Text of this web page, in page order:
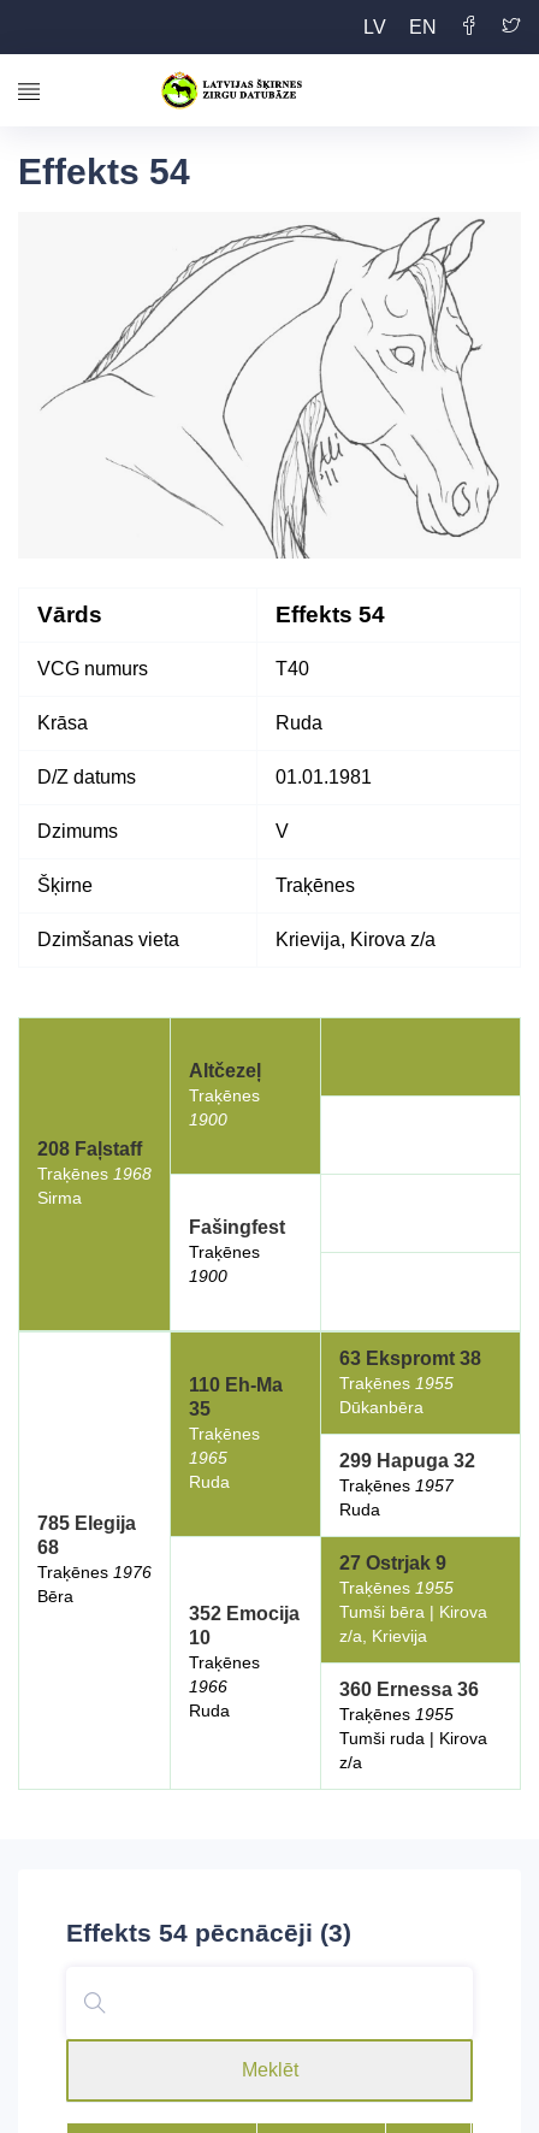
LV EN
Effekts 54
Vārds Effekts 54
VCG numurs T40
Krāsa Ruda
D/Z datums 01.01.1981
Dzimums V
Šķirne Traķēnes
Dzimšanas vieta Krievija, Kirova z/a
208 Faļstaff
Traķēnes 1968
Sirma
Altčezeļ
Traķēnes
1900
Fašingfest
Traķēnes
1900
785 Elegija
68
Traķēnes 1976
Bēra
110 Eh-Ma
35
Traķēnes
1965
Ruda
63 Ekspromt 38
Traķēnes 1955
Dūkanbēra
299 Hapuga 32
Traķēnes 1957
Ruda
352 Emocija
10
Traķēnes
1966
Ruda
27 Ostrjak 9
Traķēnes 1955
Tumši bēra | Kirova
z/a, Krievija
360 Ernessa 36
Traķēnes 1955
Tumši ruda | Kirova
z/a
Effekts 54 pēcnācēji (3)
Meklēt